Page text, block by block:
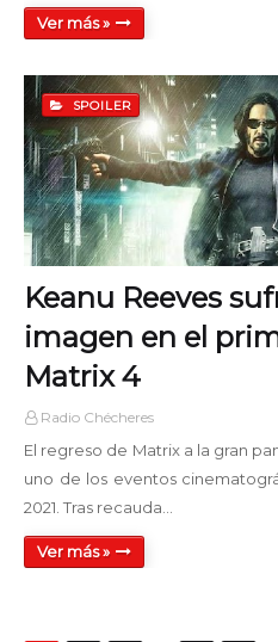
Ver más »
SPOILER
Keanu Reeves
imagen en el
Matrix 4
Radio Chécheres
El regreso de Matrix a la gran
uno de los eventos
2021. Tras recauda…
Ver más »